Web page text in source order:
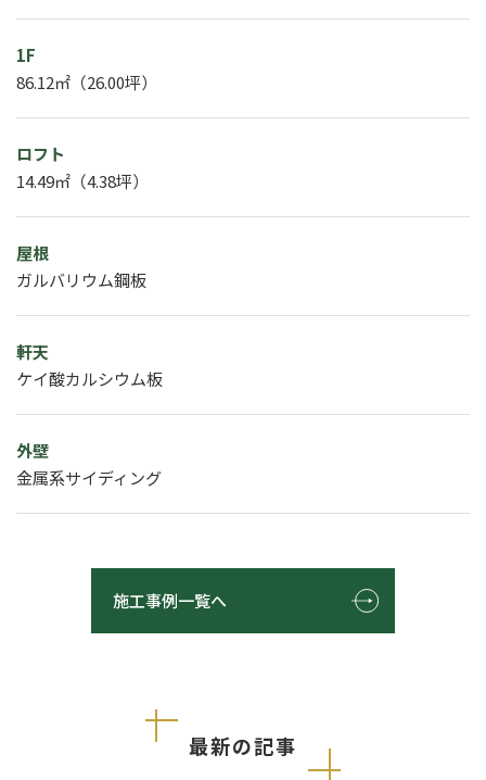
1F
86.12㎡（26.00坪）
ロフト
14.49㎡（4.38坪）
屋根
ガルバリウム鋼板
軒天
ケイ酸カルシウム板
外壁
金属系サイディング
施工事例一覧へ
最新の記事